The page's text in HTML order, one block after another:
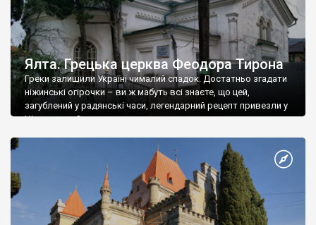
Ялта. Грецька церква Феодора Тирона
Греки залишили Україні чималий спадок. Достатньо згадати
ніжинські огірочки – ви ж мабуть всі знаєте, що цей,
загублений у радянські часи, легендарний рецепт привезли у
Ніжин греки?